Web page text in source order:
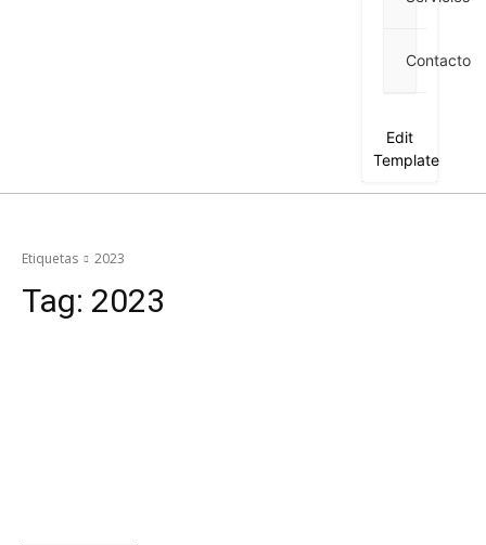
Contacto
Edit
Template
Etiquetas 2023
Tag: 2023